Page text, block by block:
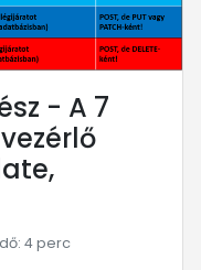
- A 7
4 perc